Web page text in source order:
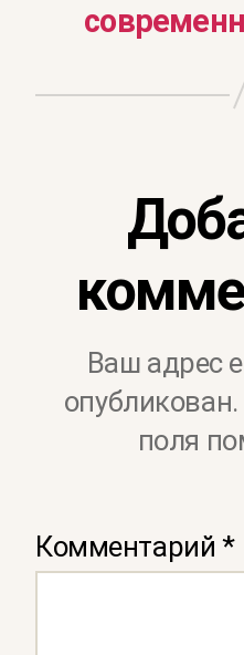
Ваш адрес
опубликован.
поля
Комментарий *